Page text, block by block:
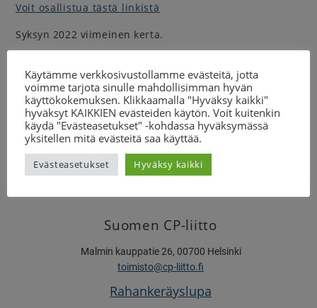
Voit osallistua tästä linkistä
Syksyn 2022 viimeinen kerta.
suunnittelija (yhdistykset)
Teija Ritvanen
044 059 2634
teija.ritvanen@cp-liitto.fi
Suomen CP-liitto
Malmin kauppatie 26, 00700 Helsinki
toimisto@cp-liitto.fi
Rahankeräyslupa
Käytämme verkkosivustollamme evästeitä, jotta
voimme tarjota sinulle mahdollisimman hyvän
käyttökokemuksen. Klikkaamalla "Hyväksy kaikki"
hyväksyt KAIKKIEN evästeiden käytön. Voit kuitenkin
käydä "Evästeasetukset" -kohdassa hyväksymässä
yksitellen mitä evästeitä saa käyttää.
Evästeasetukset Hyväksy kaikki